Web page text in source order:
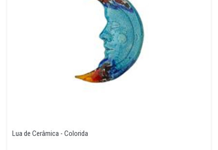
Lua de Cerâmica - Colorida